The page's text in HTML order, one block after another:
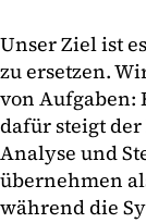
Unser Ziel ist
zu ersetzen.
von Aufgaben:
dafür steigt
Analyse und
übernehmen
während die